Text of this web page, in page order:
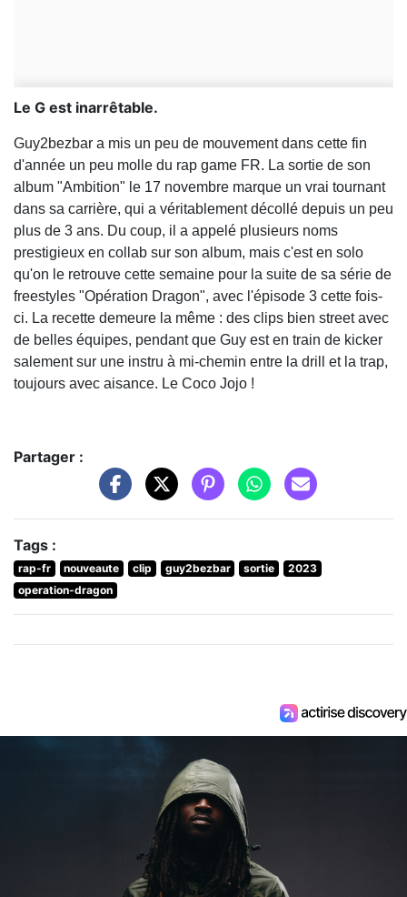
Le G est inarrêtable.
Guy2bezbar a mis un peu de mouvement dans cette fin
d'année un peu molle du rap game FR. La sortie de son
album "Ambition" le 17 novembre marque un vrai tournant
dans sa carrière, qui a véritablement décollé depuis un peu
plus de 3 ans. Du coup, il a appelé plusieurs noms
prestigieux en collab sur son album, mais c'est en solo
qu'on le retrouve cette semaine pour la suite de sa série de
freestyles "Opération Dragon", avec l'épisode 3 cette fois-
ci. La recette demeure la même : des clips bien street avec
de belles équipes, pendant que Guy est en train de kicker
salement sur une instru à mi-chemin entre la drill et la trap,
toujours avec aisance. Le Coco Jojo !
Partager :
Tags :
rap-fr nouveaute clip guy2bezbar sortie
2023
operation-dragon